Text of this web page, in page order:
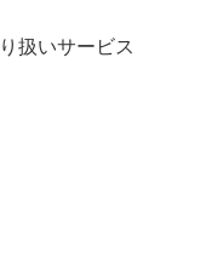
扱いサービス